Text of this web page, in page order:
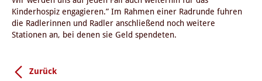
Kinderhospiz engagieren.” Im Rahmen einer Radrunde fuhren
die Radlerinnen und Radler anschließend noch weitere
Stationen an, bei denen sie Geld spendeten.
Zurück